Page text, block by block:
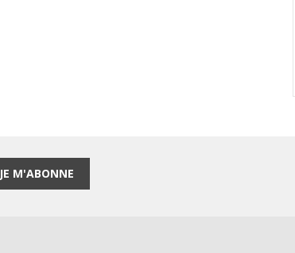
JE M'ABONNE